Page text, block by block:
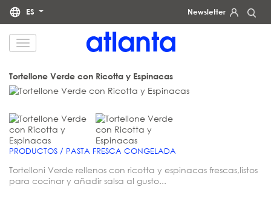
ES Newsletter
Le informamos de que sus datos personales serán tratados por atlanta Restauración Temática S.L., con la
finalidad de enviarle nuestra newsletter. Podrá ejercitar en cualquier momento sus derechos de acceso,
PRIVACIDAD.
Tortellone Verde con Ricotta y Espinacas
PRODUCTOS / PASTA FRESCA CONGELADA
Tortelloni Verde rellenos con ricotta y espinacas frescas,listos
para cocinar y añadir salsa al gusto...